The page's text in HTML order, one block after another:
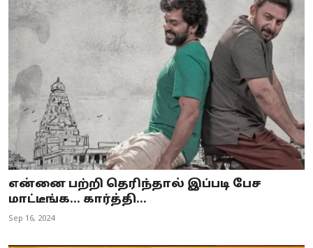
என்னை பற்றி தெரிந்தால் இப்படி பேச
மாட்டீங்க... கார்த்தி...
Sep 16, 2024